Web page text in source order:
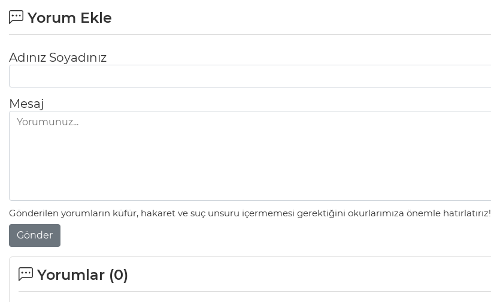
Yorum Ekle
Adınız Soyadınız
Mesaj
Gönderilen yorumların küfür, hakaret ve suç unsuru içermemesi gerektiğini okurlarımıza önemle hatırlatırız!
Gönder
Yorumlar (0)